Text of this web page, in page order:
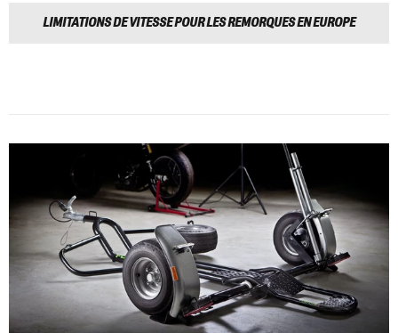
LIMITATIONS DE VITESSE POUR LES REMORQUES EN EUROPE